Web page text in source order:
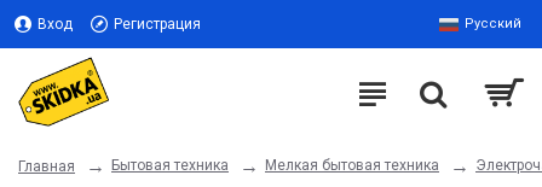
Вход Регистрация Русский
Главная Бытовая техника Мелкая бытовая техника